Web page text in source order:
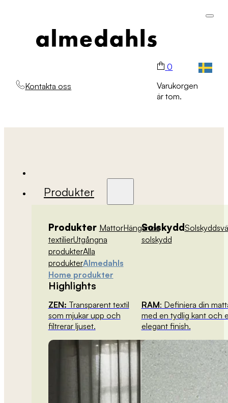
Kontakta oss
0
Varukorgen
är tom.
Produkter
Produkter MattorHängande
textilierUtgångna
produkterAlla
produkterAlmedahls
Home produkter
Solskydd
solskydd
Highlights
ZEN: Transparent textil
som mjukar upp och
filtrerar ljuset.
RAM: Definiera din
med en tydlig kant och
elegant finish.